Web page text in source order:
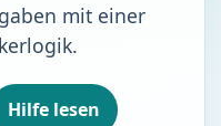
mit einer
Hilfe lesen